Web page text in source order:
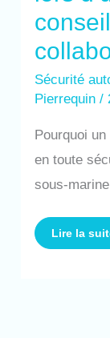
Sécurité
Pierrequin/
Pourquoi
en toute
sous-marine
Lire la